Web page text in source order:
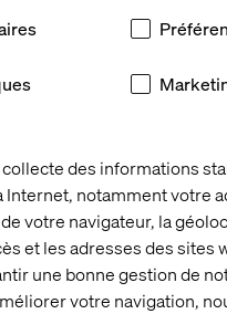
des informations
Internet, notamment votre
votre navigateur, la
et les adresses des sites
une bonne gestion de
votre navigation,